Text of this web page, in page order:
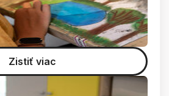
Zistiť viac